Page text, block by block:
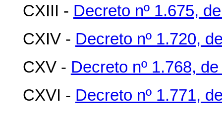
CXIII - Decreto nº 1.675,
CXIV - Decreto nº 1.720,
CXV - Decreto nº 1.768,
CXVI - Decreto nº 1.771,